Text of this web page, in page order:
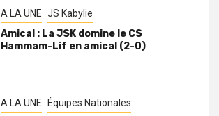
A LA UNE JS Kabylie
Amical : La JSK domine le CS
Hammam-Lif en amical (2-0)
A LA UNE Équipes Nationales